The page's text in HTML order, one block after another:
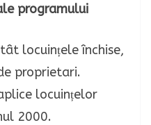
programului
locuințele închise,
proprietari.
locuințelor
2000.